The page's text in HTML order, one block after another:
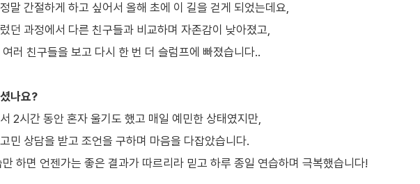
말 간절하게 하고 싶어서 올해 초에 이 길을 걷게 되었는데요,
던 과정에서 다른 친구들과 비교하며 자존감이 낮아졌고,
러 친구들을 보고 다시 한 번 더 슬럼프에 빠졌습니다..
나요?
2시간 동안 혼자 울기도 했고 매일 예민한 상태였지만,
민 상담을 받고 조언을 구하며 마음을 다잡았습니다.
하면 언젠가는 좋은 결과가 따르리라 믿고 하루 종일 연습하며 극복했습니다!